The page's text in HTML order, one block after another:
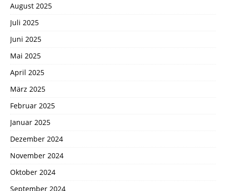
August 2025
Juli 2025
Juni 2025
Mai 2025
April 2025
März 2025
Februar 2025
Januar 2025
Dezember 2024
November 2024
Oktober 2024
September 2024